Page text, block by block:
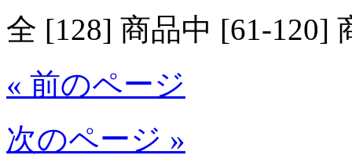
全 [128] 商品中 [61-120]
« 前のページ
次のページ »